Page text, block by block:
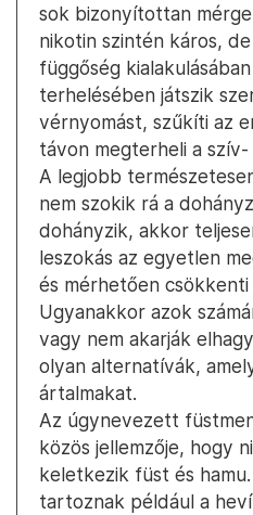
sok bizonyítottan
nikotin szintén káros,
függőség
terhelésében játszik
vérnyomást, szűkíti az
távon megterheli a
A legjobb
nem szokik rá a
dohányzik, akkor
leszokás az egyetlen
és mérhetően
Ugyanakkor azok
vagy nem akarják
olyan alternatívák,
ártalmakat.
Az úgynevezett
közös jellemzője, hogy
keletkezik füst és
tartoznak például a